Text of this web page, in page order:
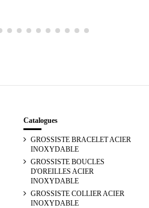
Catalogues
GROSSISTE BRACELET ACIER
INOXYDABLE
GROSSISTE BOUCLES
D'OREILLES ACIER
INOXYDABLE
GROSSISTE COLLIER ACIER
INOXYDABLE